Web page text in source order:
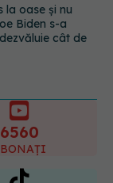
avem nevoie
oferit de un
de 40 de ani
1401